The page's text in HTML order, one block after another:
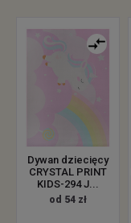
Dywan dziecięcy
CRYSTAL PRINT
KIDS-294 J...
od 54 zł